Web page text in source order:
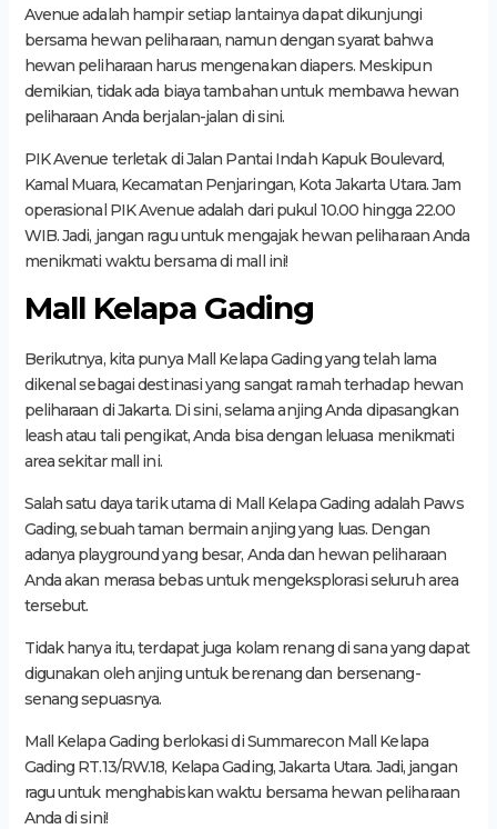
Avenue adalah hampir setiap lantainya dapat dikunjungi
bersama hewan peliharaan, namun dengan syarat bahwa
hewan peliharaan harus mengenakan diapers. Meskipun
demikian, tidak ada biaya tambahan untuk membawa hewan
peliharaan Anda berjalan-jalan di sini.
PIK Avenue terletak di Jalan Pantai Indah Kapuk Boulevard,
Kamal Muara, Kecamatan Penjaringan, Kota Jakarta Utara. Jam
operasional PIK Avenue adalah dari pukul 10.00 hingga 22.00
WIB. Jadi, jangan ragu untuk mengajak hewan peliharaan Anda
menikmati waktu bersama di mall ini!
Mall Kelapa Gading
Berikutnya, kita punya Mall Kelapa Gading yang telah lama
dikenal sebagai destinasi yang sangat ramah terhadap hewan
peliharaan di Jakarta. Di sini, selama anjing Anda dipasangkan
leash atau tali pengikat, Anda bisa dengan leluasa menikmati
area sekitar mall ini.
Salah satu daya tarik utama di Mall Kelapa Gading adalah Paws
Gading, sebuah taman bermain anjing yang luas. Dengan
adanya playground yang besar, Anda dan hewan peliharaan
Anda akan merasa bebas untuk mengeksplorasi seluruh area
tersebut.
Tidak hanya itu, terdapat juga kolam renang di sana yang dapat
digunakan oleh anjing untuk berenang dan bersenang-
senang sepuasnya.
Mall Kelapa Gading berlokasi di Summarecon Mall Kelapa
Gading RT.13/RW.18, Kelapa Gading, Jakarta Utara. Jadi, jangan
ragu untuk menghabiskan waktu bersama hewan peliharaan
Anda di sini!